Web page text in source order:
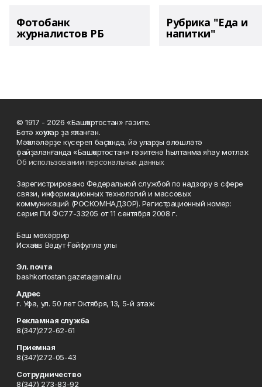
Фотобанк
журналистов РБ
Рубрика "Еда и
напитки"
© 1917 - 2026 «Башҡортостан» гәзите.
Бөтә хоҡуҡтар ҙа яҡланған.
Мәҡәләләрҙе күсереп баҫҡанда, йә уларҙы өлөшләтә
файҙаланғанда «Башҡортостан» гәзитенә һылтанма яһау мотлаҡ.
Об использовании персональных данных
Зарегистрировано Федеральной службой по надзору в сфере
связи, информационных технологий и массовых
коммуникаций (РОСКОМНАДЗОР). Регистрационный номер:
серия ПИ ФС77-33205 от 11 сентября 2008 г.
Баш мөхәррир
Исхаҡов Вәдүт Ғәйфулла улы
Эл. почта
bashkortostan.gazeta@mail.ru
Адрес
г. Уфа, ул. 50 лет Октября, 13, 5-й этаж
Рекламная служба
8(347)272-62-61
Приемная
8(347)272-05-43
Сотрудничество
8(347) 273-83-92